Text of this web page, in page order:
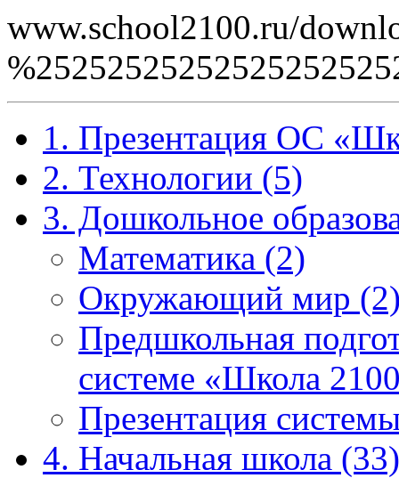
www.school2100.ru/
1. Презентация ОС
2. Технологии (5)
3. Дошкольное
Математика (2)
Окружающий мир
Предшкольная
системе «Школа
Презентация
4. Начальная школа (33)